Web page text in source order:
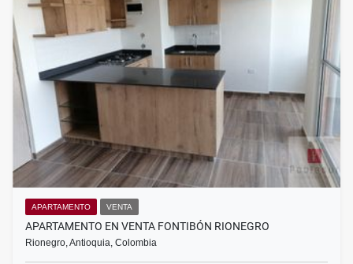
APARTAMENTO VENTA
APARTAMENTO EN VENTA FONTIBÓN RIONEGRO
Rionegro, Antioquia, Colombia